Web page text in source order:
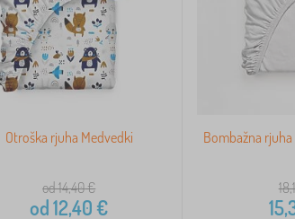
Otroška rjuha Medvedki
od 14,40€
od12,40€
Bombažna